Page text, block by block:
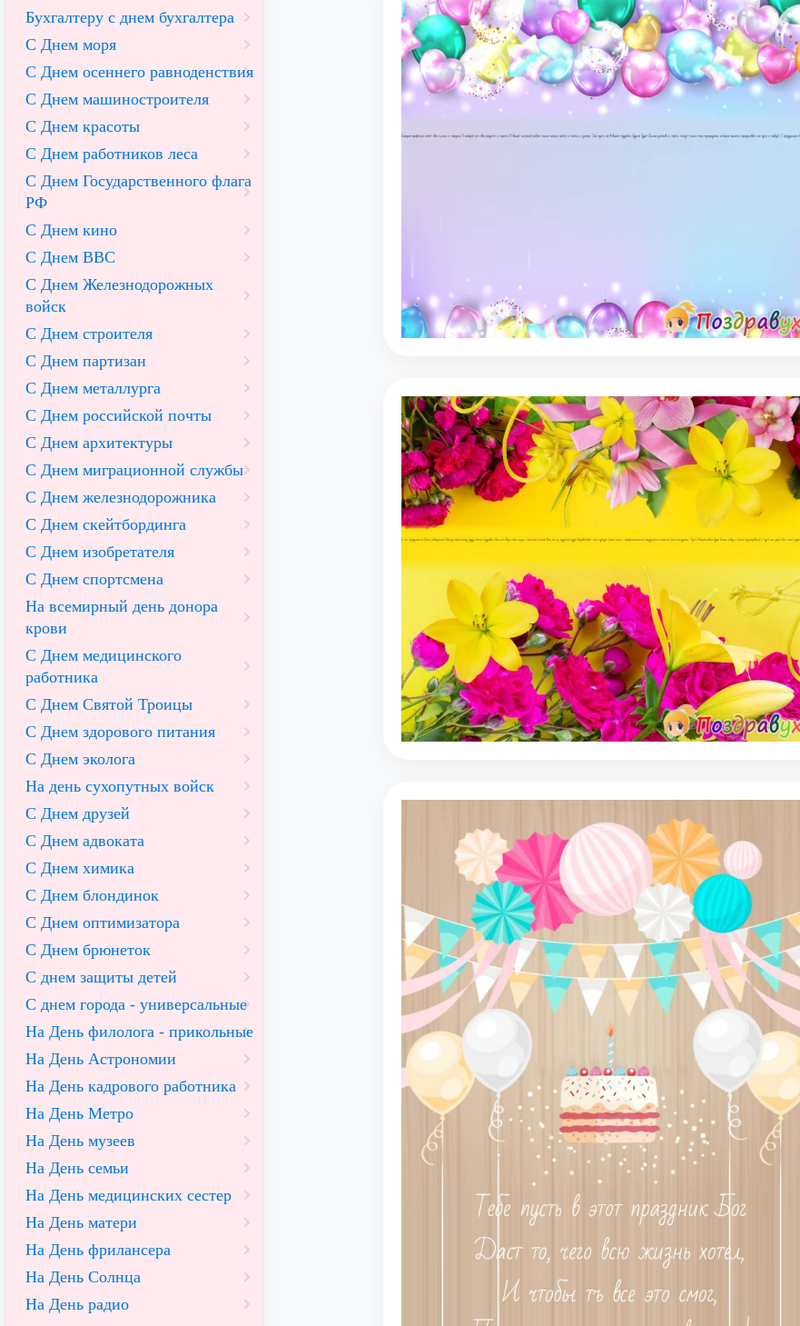
Бухгалтеру с днем бухгалтера
С Днем моря
С Днем осеннего равноденствия
С Днем машиностроителя
С Днем красоты
С Днем работников леса
С Днем Государственного флага
РФ
С Днем кино
С Днем ВВС
С Днем Железнодорожных
войск
С Днем строителя
С Днем партизан
С Днем металлурга
С Днем российской почты
С Днем архитектуры
С Днем миграционной службы
С Днем железнодорожника
С Днем скейтбординга
С Днем изобретателя
С Днем спортсмена
На всемирный день донора
крови
С Днем медицинского
работника
С Днем Святой Троицы
С Днем здорового питания
С Днем эколога
На день сухопутных войск
С Днем друзей
С Днем адвоката
С Днем химика
С Днем блондинок
С Днем оптимизатора
С Днем брюнеток
С днем защиты детей
С днем города - универсальные
На День филолога - прикольные
На День Астрономии
На День кадрового работника
На День Метро
На День музеев
На День семьи
На День медицинских сестер
На День матери
На День фрилансера
На День Солнца
На День радио